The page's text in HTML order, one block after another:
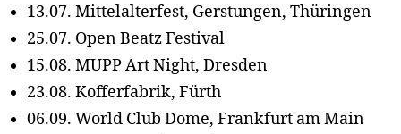
13.07. Mittelalterfest, Gerstungen, Thüringen
25.07. Open Beatz Festival
15.08. MUPP Art Night, Dresden
23.08. Kofferfabrik, Fürth
06.09. World Club Dome, Frankfurt am Main